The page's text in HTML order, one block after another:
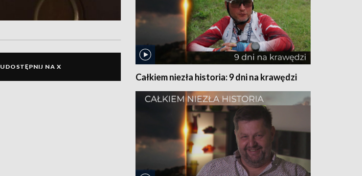
UDOSTĘPNIJ NA X
Całkiem niezła historia: 9 dni na krawędzi